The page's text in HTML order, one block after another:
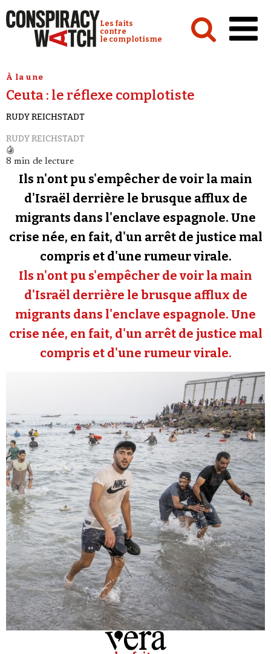
Conspiracy Watch :
Les faits
contre
le complotisme
Analyses
Conspipédia
Vidéos
Revues de presse
Newsletter
Faire un don
Demander à Vera
Se connecter
À la une
Ceuta : le réflexe complotiste
RUDY REICHSTADT
RUDY REICHSTADT
8 min de lecture
Ils n'ont pu s'empêcher de voir la main
d'Israël derrière le brusque afflux de
migrants dans l'enclave espagnole. Une
crise née, en fait, d'un arrêt de justice mal
compris et d'une rumeur virale.
Ils n'ont pu s'empêcher de voir la main
d'Israël derrière le brusque afflux de
migrants dans l'enclave espagnole. Une
crise née, en fait, d'un arrêt de justice mal
compris et d'une rumeur virale.